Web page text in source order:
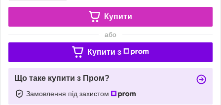
Купити
або
Купити з
Що таке купити з Пром?
Замовлення під захистом